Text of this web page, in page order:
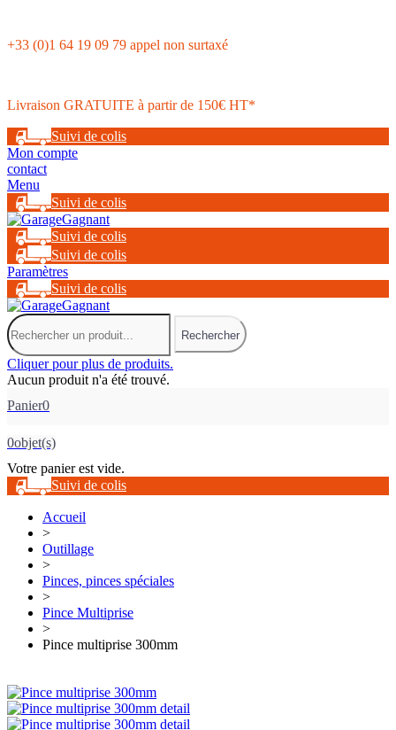
+33 (0)1 64 19 09 79 appel non surtaxé
Livraison GRATUITE à partir de 150€ HT*
Suivi de colis
Mon compte
contact
Menu
Suivi de colis
Suivi de colis
Suivi de colis
Paramètres
Suivi de colis
Rechercher
Cliquer pour plus de produits.
Aucun produit n'a été trouvé.
Panier0
0objet(s)
Votre panier est vide.
Suivi de colis
Accueil
>
Outillage
>
Pinces, pinces spéciales
>
Pince Multiprise
>
Pince multiprise 300mm